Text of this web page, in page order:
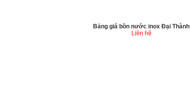
Bảng giá bồn nước inox Đại Thành
Liên hệ